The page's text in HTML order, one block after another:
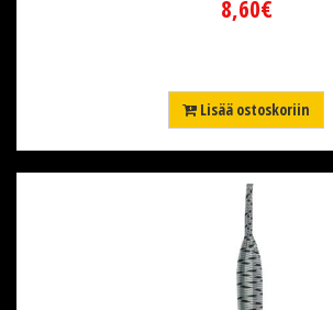
8,60€
Lisää ostoskoriin